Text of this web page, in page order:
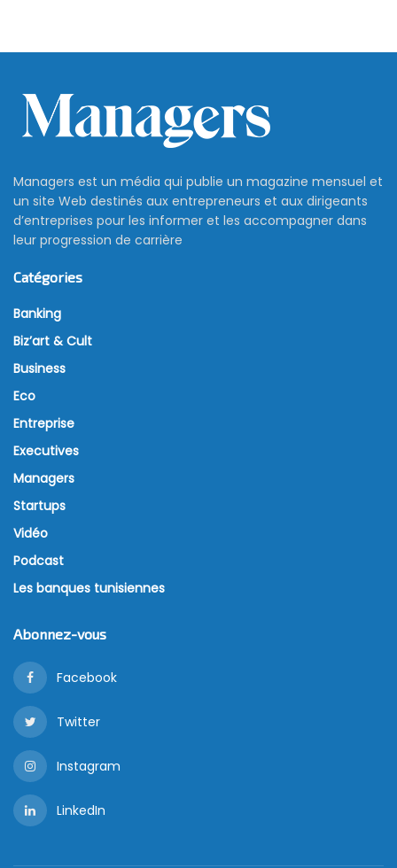
Managers est un média qui publie un magazine mensuel et
un site Web destinés aux entrepreneurs et aux dirigeants
d’entreprises pour les informer et les accompagner dans
leur progression de carrière
Catégories
Banking
Biz’art & Cult
Business
Eco
Entreprise
Executives
Managers
Startups
Vidéo
Podcast
Les banques tunisiennes
Abonnez-vous
Facebook
Twitter
Instagram
LinkedIn